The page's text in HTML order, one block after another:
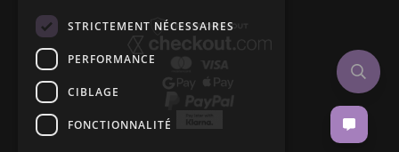
STRICTEMENT NÉCESSAIRES
PERFORMANCE
CIBLAGE
FONCTIONNALITÉ